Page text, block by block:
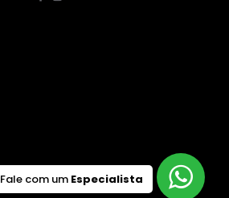
Fale com um Especialista